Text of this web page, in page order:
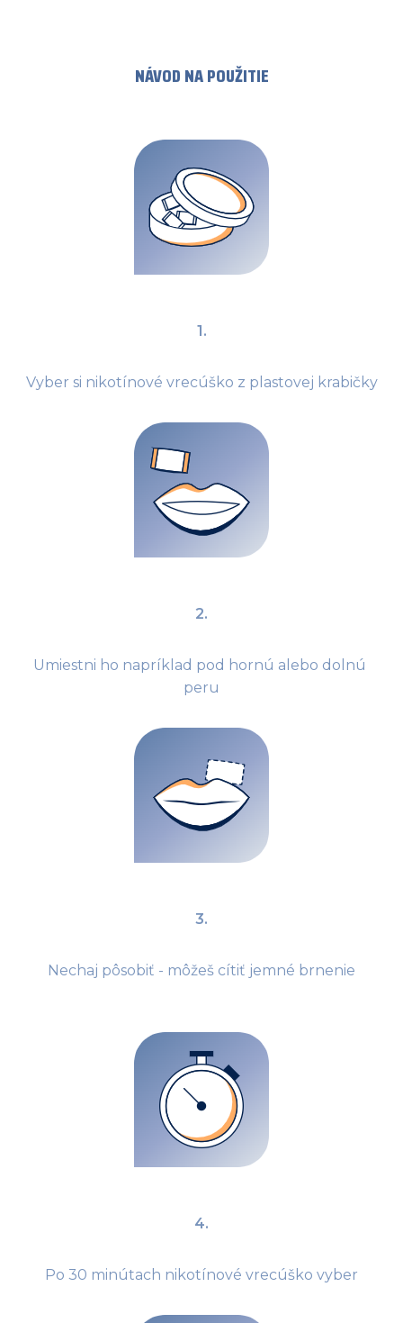
NÁVOD NA POUŽITIE
1.
Vyber si nikotínové vrecúško z plastovej krabičky
2.
Umiestni ho napríklad pod hornú alebo dolnú
peru
3.
Nechaj pôsobiť - môžeš cítiť jemné brnenie
4.
Po 30 minútach nikotínové vrecúško vyber